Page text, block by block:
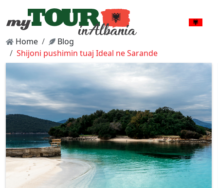
Home
Blog
Shijoni pushimin tuaj Ideal ne Sarande